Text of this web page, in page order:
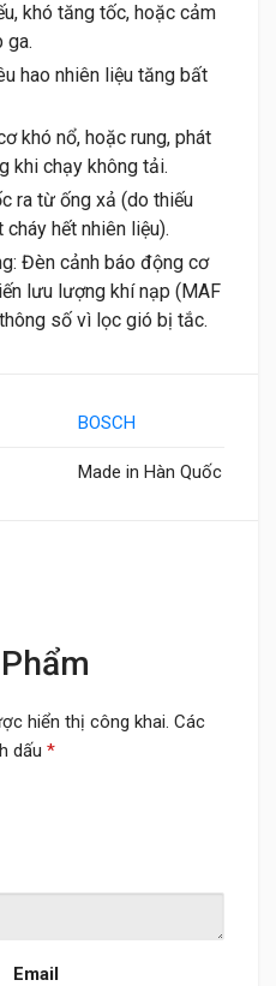
khó tăng tốc, hoặc cảm
ga.
hao nhiên liệu tăng bất
khó nổ, hoặc rung, phát
khi chạy không tải.
ra từ ống xả (do thiếu
hết nhiên liệu).
Đèn cảnh báo động cơ
lưu lượng khí nạp (MAF
số vì lọc gió bị tắc.
BOSCH
Made in Hàn Quốc
hiển thị công khai. Các
dấu *
Email